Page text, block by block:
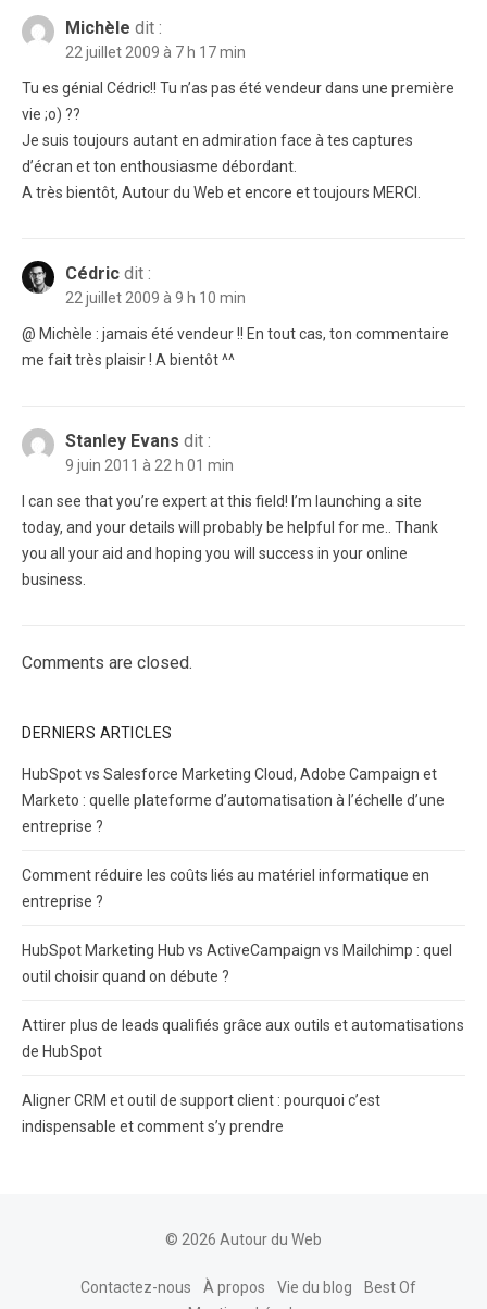
Michèle dit :
22 juillet 2009 à 7 h 17 min
Tu es génial Cédric!! Tu n’as pas été vendeur dans une première
vie ;o) ??
Je suis toujours autant en admiration face à tes captures
d’écran et ton enthousiasme débordant.
A très bientôt, Autour du Web et encore et toujours MERCI.
Cédric dit :
22 juillet 2009 à 9 h 10 min
@ Michèle : jamais été vendeur !! En tout cas, ton commentaire
me fait très plaisir ! A bientôt ^^
Stanley Evans dit :
9 juin 2011 à 22 h 01 min
I can see that you’re expert at this field! I’m launching a site
today, and your details will probably be helpful for me.. Thank
you all your aid and hoping you will success in your online
business.
Comments are closed.
DERNIERS ARTICLES
HubSpot vs Salesforce Marketing Cloud, Adobe Campaign et
Marketo : quelle plateforme d’automatisation à l’échelle d’une
entreprise ?
Comment réduire les coûts liés au matériel informatique en
entreprise ?
HubSpot Marketing Hub vs ActiveCampaign vs Mailchimp : quel
outil choisir quand on débute ?
Attirer plus de leads qualifiés grâce aux outils et automatisations
de HubSpot
Aligner CRM et outil de support client : pourquoi c’est
indispensable et comment s’y prendre
© 2026 Autour du Web
Contactez-nous À propos Vie du blog
Best Of